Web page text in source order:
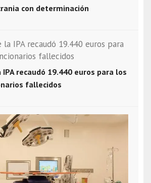
con determinación
recaudó 19.440 euros para los
fallecidos